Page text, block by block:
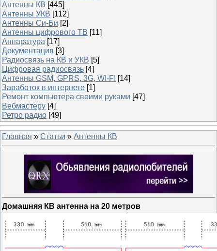
Антенны КВ [445]
Антенны УКВ [112]
Антенны Си-Би [2]
Антенны цифрового ТВ [11]
Аппаратура [17]
Документация [3]
Радиосвязь на КВ и УКВ [5]
Цифровая радиосвязь [4]
Антенны GSM, GPRS, 3G, WI-FI [14]
Заработок в интернете [1]
Ремонт компьютера своими руками [47]
Вебмастеру [4]
Ретро радио [49]
Главная » Статьи » Антенны КВ
Домашняя КВ антенна на 20 метров